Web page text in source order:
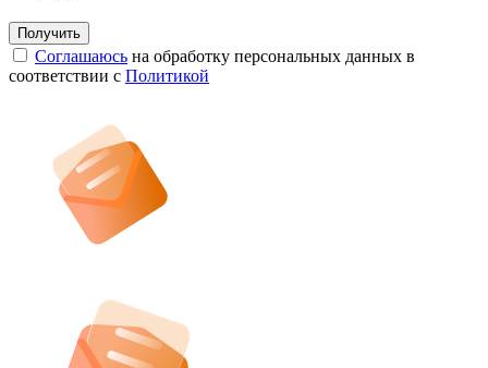
Соглашаюсь на обработку персональных данных в
соответствии с Политикой